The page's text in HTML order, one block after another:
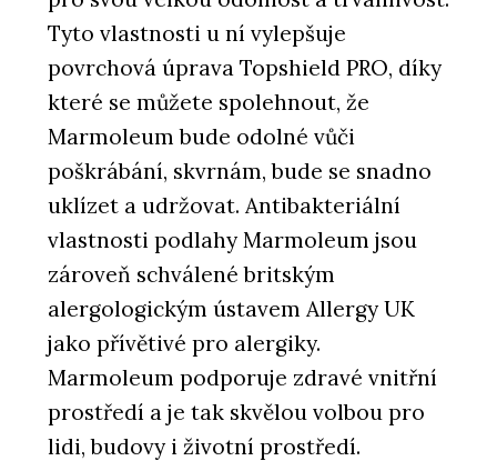
Tyto vlastnosti u ní vylepšuje
povrchová úprava Topshield PRO, díky
které se můžete spolehnout, že
Marmoleum bude odolné vůči
poškrábání, skvrnám, bude se snadno
uklízet a udržovat. Antibakteriální
vlastnosti podlahy Marmoleum jsou
zároveň schválené britským
alergologickým ústavem Allergy UK
jako přívětivé pro alergiky.
Marmoleum podporuje zdravé vnitřní
prostředí a je tak skvělou volbou pro
lidi, budovy i životní prostředí.